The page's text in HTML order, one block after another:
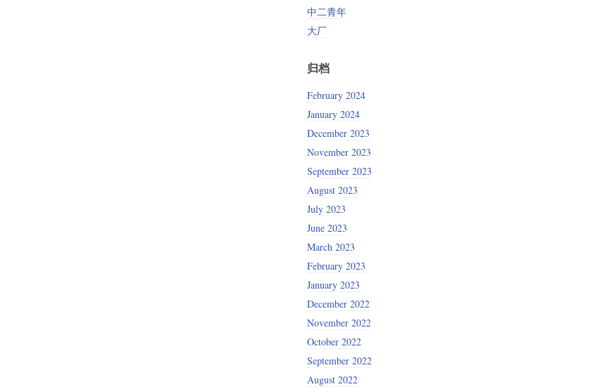
中二青年
大厂
归档
February 2024
January 2024
December 2023
November 2023
September 2023
August 2023
July 2023
June 2023
March 2023
February 2023
January 2023
December 2022
November 2022
October 2022
September 2022
August 2022